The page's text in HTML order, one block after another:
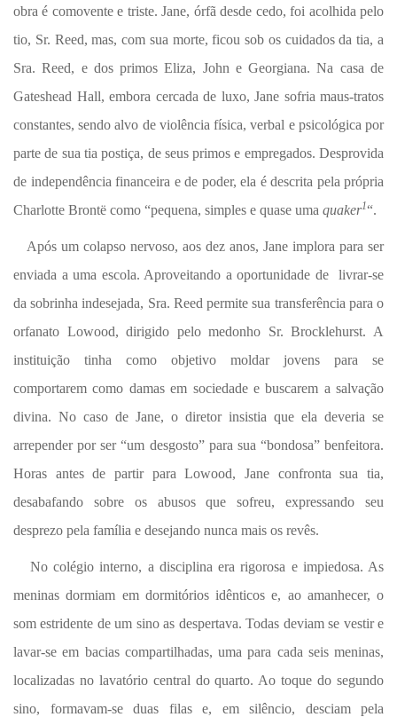
obra é comovente e triste. Jane, órfã desde cedo, foi acolhida pelo
tio, Sr. Reed, mas, com sua morte, ficou sob os cuidados da tia, a
Sra. Reed, e dos primos Eliza, John e Georgiana. Na casa de
Gateshead Hall, embora cercada de luxo, Jane sofria maus-tratos
constantes, sendo alvo de violência física, verbal e psicológica por
parte de sua tia postiça, de seus primos e empregados. Desprovida
de independência financeira e de poder, ela é descrita pela própria
Charlotte Brontë como “pequena, simples e quase uma quaker1“.
Após um colapso nervoso, aos dez anos, Jane implora para ser
enviada a uma escola. Aproveitando a oportunidade de livrar-se
da sobrinha indesejada, Sra. Reed permite sua transferência para o
orfanato Lowood, dirigido pelo medonho Sr. Brocklehurst. A
instituição tinha como objetivo moldar jovens para se
comportarem como damas em sociedade e buscarem a salvação
divina. No caso de Jane, o diretor insistia que ela deveria se
arrepender por ser “um desgosto” para sua “bondosa” benfeitora.
Horas antes de partir para Lowood, Jane confronta sua tia,
desabafando sobre os abusos que sofreu, expressando seu
desprezo pela família e desejando nunca mais os revês.
No colégio interno, a disciplina era rigorosa e impiedosa. As
meninas dormiam em dormitórios idênticos e, ao amanhecer, o
som estridente de um sino as despertava. Todas deviam se vestir e
lavar-se em bacias compartilhadas, uma para cada seis meninas,
localizadas no lavatório central do quarto. Ao toque do segundo
sino, formavam-se duas filas e, em silêncio, desciam pela